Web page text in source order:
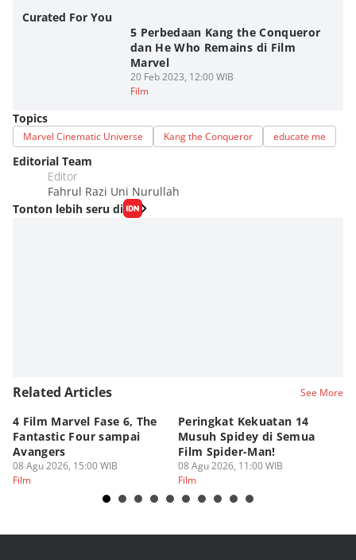
Curated For You
5 Perbedaan Kang the Conqueror
dan He Who Remains di Film
Marvel
20 Feb 2023, 12:00 WIB
Film
Topics
Marvel Cinematic Universe Kang the Conqueror educate me
Editorial Team
Editor
Fahrul Razi Uni Nurullah
Tonton lebih seru di
Related Articles See More
4 Film Marvel Fase 6, The
Fantastic Four sampai
Avangers
08 Agu 2026, 15:00 WIB
Film
Peringkat Kekuatan 14
Musuh Spidey di Semua
Film Spider-Man!
08 Agu 2026, 11:00 WIB
Film